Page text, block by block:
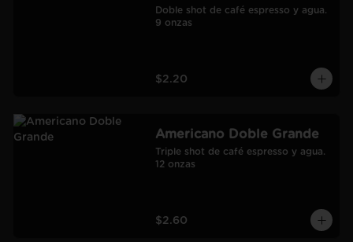
Doble shot de café espresso y agua.
9 onzas
$2.20
Americano Doble Grande
Triple shot de café espresso y agua.
12 onzas
$2.60